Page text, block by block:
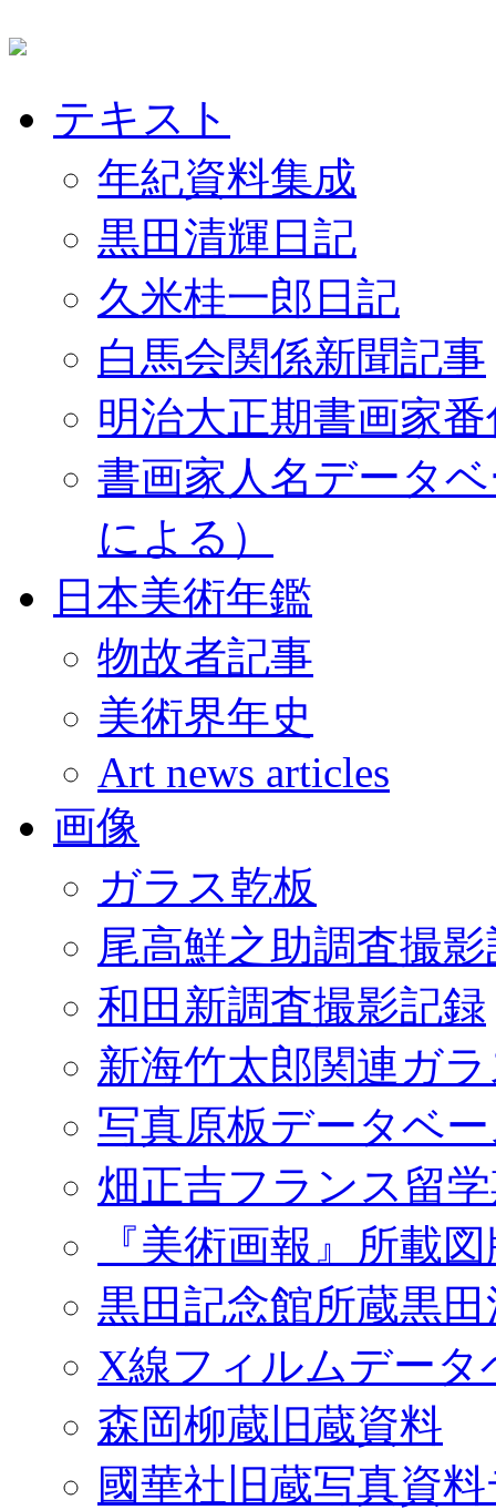
テキスト
年紀資料集成
黒田清輝日記
久米桂一郎日記
白馬会関係新聞記事
明治大正期書画家
書画家人名データ
による）
日本美術年鑑
物故者記事
美術界年史
Art news articles
画像
ガラス乾板
尾高鮮之助調査撮
和田新調査撮影記録
新海竹太郎関連ガ
写真原板データベ
畑正吉フランス留
『美術画報』所載
黒田記念館所蔵黒
X線フィルムデータ
森岡柳蔵旧蔵資料
國華社旧蔵写真資